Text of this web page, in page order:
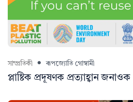
সাম্প্ৰতিকী ৰূপজ্যোতি গোস্বামী
প্লাষ্টিক প্ৰদূষণক প্ৰত্যাহ্বান জনাওক